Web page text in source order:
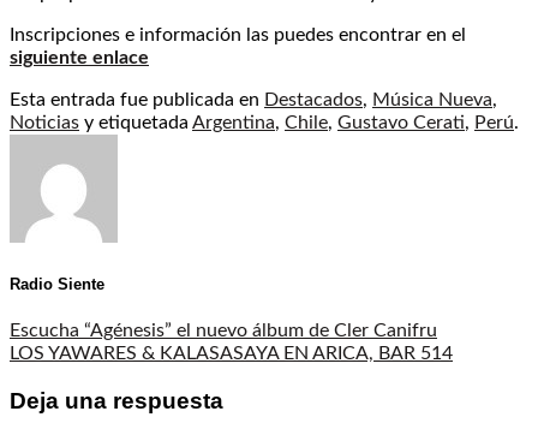
Inscripciones e información las puedes encontrar en el
siguiente enlace
Esta entrada fue publicada en Destacados, Música Nueva,
Noticias y etiquetada Argentina, Chile, Gustavo Cerati, Perú.
Radio Siente
Escucha “Agénesis” el nuevo álbum de Cler Canifru
LOS YAWARES & KALASASAYA EN ARICA, BAR 514
Deja una respuesta